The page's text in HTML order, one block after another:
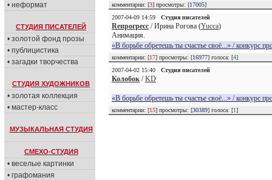
• неформат
СТУДИЯ ПИСАТЕЛЕЙ
• золотой фонд прозы
• публицистика
• загадки творчества
СТУДИЯ ХУДОЖНИКОВ
• золотая коллекция
• мастер-класс
МУЗЫКАЛЬНАЯ СТУДИЯ
СМЕХО-СТУДИЯ
• веселые картинки
• графомания
комментарии: [3] просмотры: [17005]
2007-04-09 14:59
Студия писателей
Reпрогресс / Ирина Рогова (Yucca)
Анимация.
«В борьбе обретешь ты счастье своё...» / конкурс
комментарии: [17] просмотры: [16977] голоса: [4]
2007-04-02 15:40
Студия писателей
Колобок /KD
«В борьбе обретешь ты счастье своё...» / конкурс
комментарии: [15] просмотры: [30389] голоса: [1]